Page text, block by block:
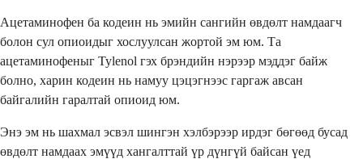
Ацетаминофен ба кодеин нь эмийн сангийн өвдөлт намдаагч
болон сул опиоидыг хослуулсан жортой эм юм. Та
ацетаминофеныг Tylenol гэх брэндийн нэрээр мэддэг байж
болно, харин кодеин нь намуу цэцэгнээс гаргаж авсан
байгалийн гаралтай опиоид юм.
Энэ эм нь шахмал эсвэл шингэн хэлбэрээр ирдэг бөгөөд бусад
өвдөлт намдаах эмүүд хангалттай үр дүнгүй байсан үед